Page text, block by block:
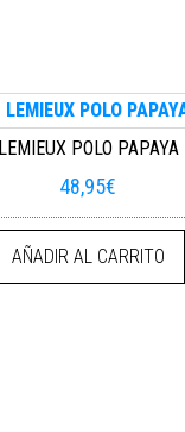
LEMIEUX POLO PAPAYA
48,95€
AÑADIR AL CARRITO